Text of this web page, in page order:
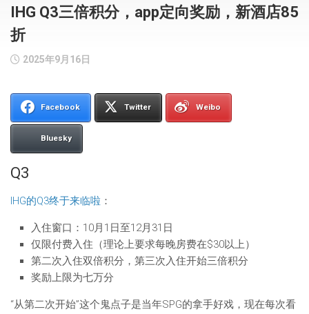
IHG Q3三倍积分，app定向奖励，新酒店85
折
2025年9月16日
Facebook Twitter Weibo
Bluesky
Q3
IHG的Q3终于来临啦 ：
入住窗口：10月1日至12月31日
仅限付费入住（理论上要求每晚房费在$30以上）
第二次入住双倍积分，第三次入住开始三倍积分
奖励上限为七万分
“从第二次开始”这个鬼点子是当年SPG的拿手好戏，现在每次看